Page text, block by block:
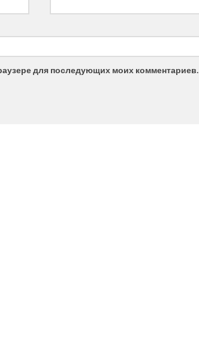
для последующих моих комментариев.